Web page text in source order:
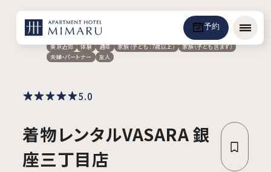
メニュ
予約
着物レンタルVASARA 銀
座三丁目店
東京近郊 体験 通年 家族（子ども：7歳以上）
家族（子ども含まず）
夫婦・パートナー
友人
5.0